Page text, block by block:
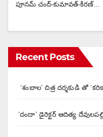
పూనమ్ చంద్-కుమావత్-కిరణ్…
Recent Posts
‘శంబాల’ చిత్ర దర్శకుడి తో
‘దందా’ డైరెక్ట‌ర్ ఆదిత్య